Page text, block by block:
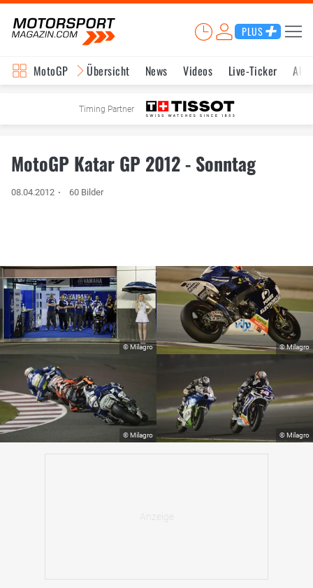
PLUS
MotoGP Übersicht News Videos Live-Ticker
Timing Partner
MotoGP Katar GP 2012 - Sonntag
08.04.2012 60 Bilder